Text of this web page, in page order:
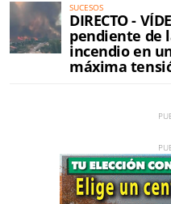
SUCESOS
DIRECTO -
pendiente de
incendio en
máxima